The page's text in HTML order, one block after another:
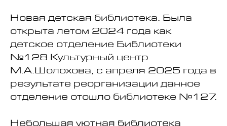
Новая детская библиотека. Была
открыта летом 2024 года как
детское отделение Библиотеки
№128 Культурный центр
М.А.Шолохова, с апреля 2025 года в
результате реорганизации данное
отделение отошло библиотеке №127.